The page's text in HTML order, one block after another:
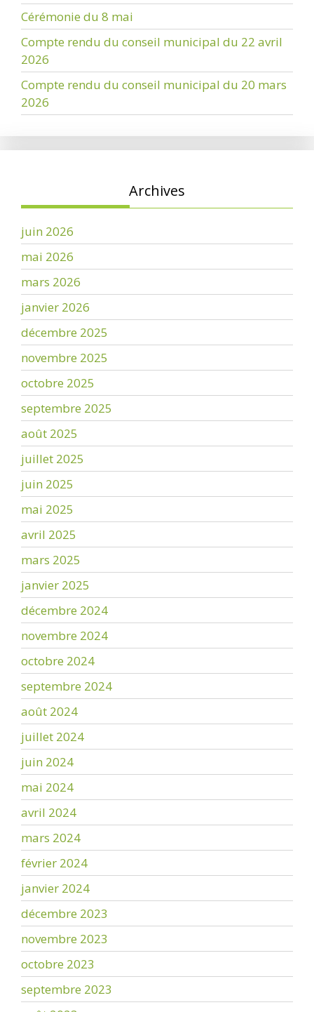
Cérémonie du 8 mai
Compte rendu du conseil municipal du 22 avril
2026
Compte rendu du conseil municipal du 20 mars
2026
Archives
juin 2026
mai 2026
mars 2026
janvier 2026
décembre 2025
novembre 2025
octobre 2025
septembre 2025
août 2025
juillet 2025
juin 2025
mai 2025
avril 2025
mars 2025
janvier 2025
décembre 2024
novembre 2024
octobre 2024
septembre 2024
août 2024
juillet 2024
juin 2024
mai 2024
avril 2024
mars 2024
février 2024
janvier 2024
décembre 2023
novembre 2023
octobre 2023
septembre 2023